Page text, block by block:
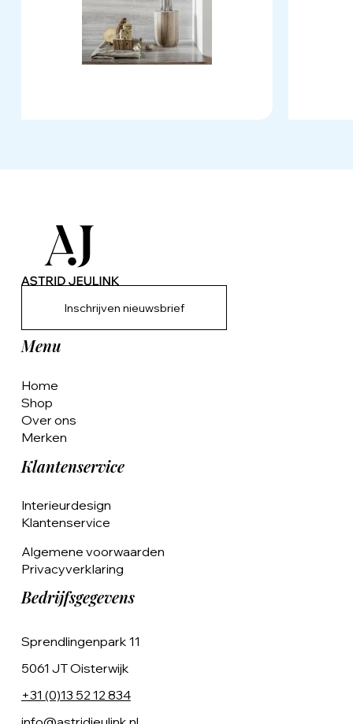
Inschrijven nieuwsbrief
Menu
Home
Shop
Over ons
Merken
Klantenservice
Interieurdesign
Klantenservice
Algemene voorwaarden
Privacyverklaring
Bedrijfsgegevens
Sprendlingenpark 11
5061 JT Oisterwijk
+31 (0)13 52 12 834